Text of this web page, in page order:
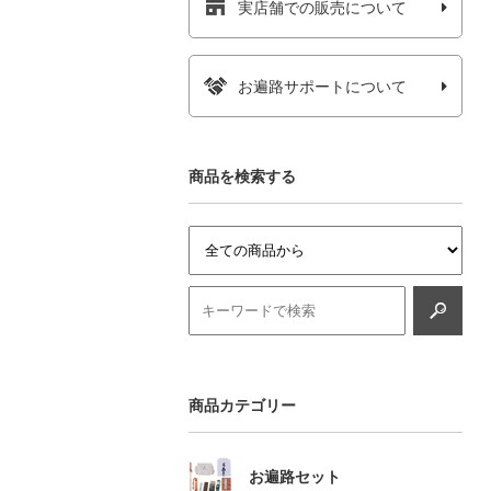
実店舗での販売について
お遍路サポートについて
商品を検索する
商品カテゴリー
お遍路セット